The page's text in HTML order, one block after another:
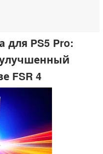
для PS5 Pro:
FSR 4